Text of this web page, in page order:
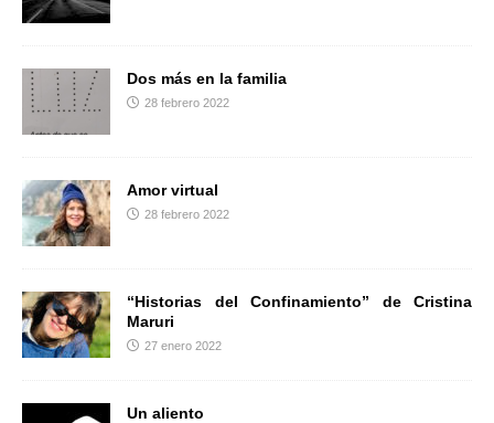
Dos más en la familia
28 febrero 2022
Amor virtual
28 febrero 2022
“Historias del Confinamiento” de Cristina
Maruri
27 enero 2022
Un aliento